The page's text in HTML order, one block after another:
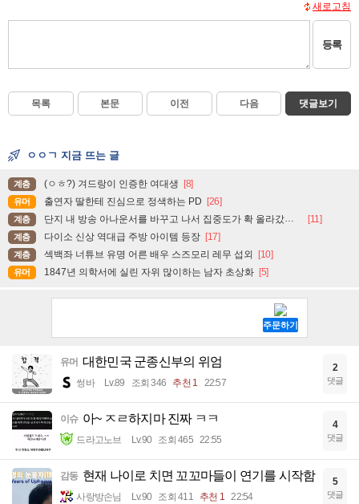
새로고침
등록
목록 본문 이전 다음 댓글보기
ㅇㅇㄱ 지금 뜨는 글
계층 (ㅇㅎ?) 겨드랑이 인증한 여대생 [8]
유머 출연자 딸한테 진심으로 정색하는 PD [26]
계층 단지 내 방송 아나운서를 바꾸고 나서 집중도가 확 올라갔다는 한 아파트의 안내방송 [11]
계층 다이소 신상 역대급 주방 아이템 등장 [17]
계층 섹백좌 너튜브 유명 어른 배우 스즈모리 레무 섭외 [10]
유머 1847년 의학서에 실린 자위 많이하는 남자 초상화 [5]
유머 대한민국 군종신부의 위엄
썽바 Lv.89 조회 346 추천 1 22:57
2
댓글
이슈 아~ ㅈㄹ하지마 진짜 ㅋㅋ
드라고노브 Lv.90 조회 465 22:55
4
댓글
감동 현재 나이로 치면 꼬꼬마들이 연기를 시작함
사랑방손님 Lv.90 조회 411 추천 1 22:54
5
댓글